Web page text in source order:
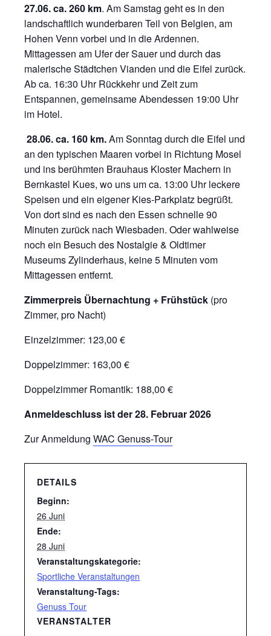
27.06.ca. 260 km. Am Samstag geht es in den
landschaftlich wunderbaren Teil von Belgien, am
Hohen Venn vorbei und in die Ardennen.
Mittagessen am Ufer der Sauer und durch das
malerische Städtchen Vianden und die Eifel zurück.
Ab ca. 16:30 Uhr Rückkehr und Zeit zum
Entspannen, gemeinsame Abendessen 19:00 Uhr
im Hotel.
28.06. ca. 160 km.Am Sonntag durch die Eifel und
an den typischen Maaren vorbei in Richtung Mosel
und ins berühmten Brauhaus Kloster Machern in
Bernkastel Kues, wo uns um ca. 13:00 Uhr leckere
Speisen und ein eigener Kies-Parkplatz begrüßt.
Von dort sind es nach den Essen schnelle 90
Minuten zurück nach Wiesbaden. Oder wahlweise
noch ein Besuch des Nostalgie & Oldtimer
Museums Zylinderhaus, keine 5 Minuten vom
Mittagessen entfernt.
Zimmerpreis Übernachtung + Frühstück (pro
Zimmer, pro Nacht)
Einzelzimmer: 123,00 €
Doppelzimmer: 163,00 €
Doppelzimmer Romantik: 188,00 €
Anmeldeschluss ist der 28. Februar 2026
Zur AnmeldungWAC Genuss-Tour
DETAILS
Beginn:
26 Juni
Ende:
28 Juni
Veranstaltungskategorie:
Sportliche Veranstaltungen
Veranstaltung-Tags:
Genuss Tour
VERANSTALTER